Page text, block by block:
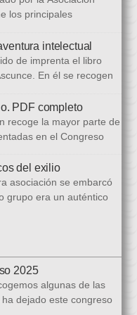
los principales
se han recogido un total
estructurado en tres
generales del arte
intelectual
de imprenta el libro
En él se recogen
una detallada
fotográfica. Los
y José Ramón
escritores: […]
PDF completo
recoge la mayor parte de
en el Congreso
además de en
finalidad de reducir los
En este PDF es
del exilio
asociación se embarcó
grupo era un auténtico
y difundir las figuras
que tuvieron que […]
2025
algunas de las
dejado este congreso